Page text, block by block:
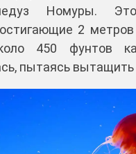
Номуры.
2
450 фунтов
пытаясь вытащить